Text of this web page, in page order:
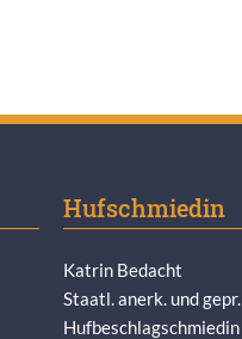
Hufschmiedin
Katrin Bedacht
Staatl. anerk. und gepr.
Hufbeschlagschmiedin